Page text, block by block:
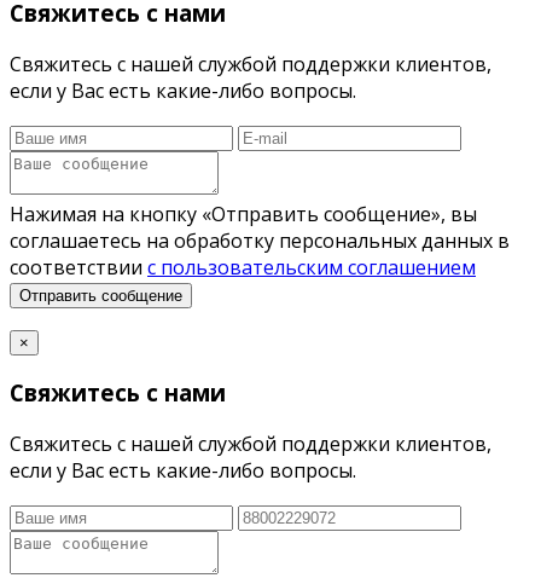
Свяжитесь с нами
Свяжитесь с нашей службой поддержки клиентов,
если у Вас есть какие-либо вопросы.
Нажимая на кнопку «Отправить сообщение», вы
соглашаетесь на обработку персональных данных в
соответствии с пользовательским соглашением
Отправить сообщение
×
Свяжитесь с нами
Свяжитесь с нашей службой поддержки клиентов,
если у Вас есть какие-либо вопросы.